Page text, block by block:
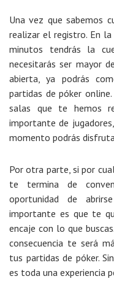
Una vez que sabemos
realizar el registro. En
minutos tendrás la
necesitarás ser mayor
abierta, ya podrás
partidas de póker
salas que te hemos
importante de
momento podrás
Por otra parte, si por
te termina de
oportunidad de
importante es que te
encaje con lo que
consecuencia te será
tus partidas de póker.
es toda una experiencia